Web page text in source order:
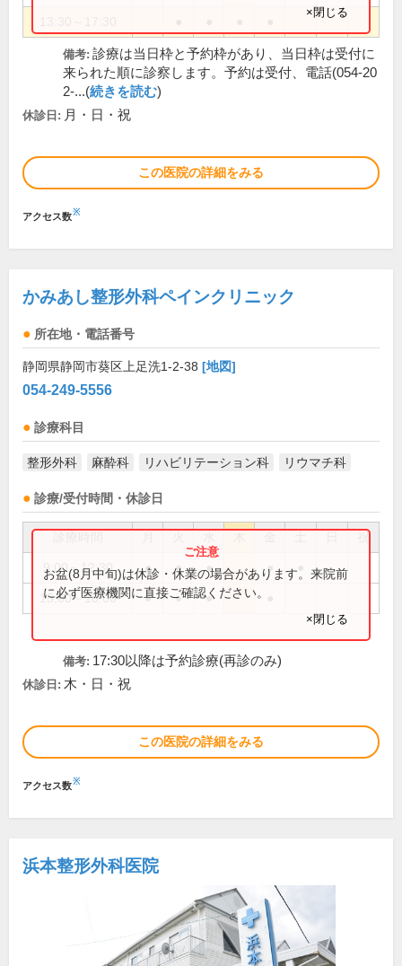
×閉じる
備考: 診療は当日枠と予約枠があり、当日枠は受付に
来られた順に診察します。予約は受付、電話(054-20
2-...(続きを読む)
休診日: 月・日・祝
この医院の詳細をみる
アクセス数※
かみあし整形外科ペインクリニック
所在地・電話番号
静岡県静岡市葵区上足洗1-2-38 [地図]
054-249-5556
診療科目
整形外科 麻酔科 リハビリテーション科 リウマチ科
診療/受付時間・休診日
祝
9:00～12:30 ● ● ● ●
15:00～18:00 ● ● ●
お盆(8月中旬)は休診・休業の場合があります。来院前
に必ず医療機関に直接ご確認ください。
×閉じる
備考: 17:30以降は予約診療(再診のみ)
休診日: 木・日・祝
この医院の詳細をみる
アクセス数※
浜本整形外科医院